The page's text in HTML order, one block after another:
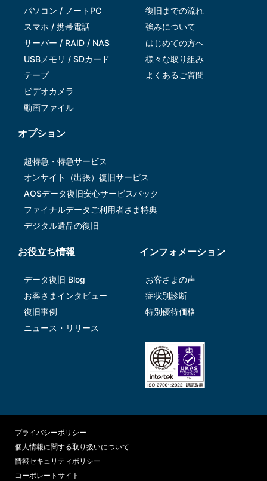
パソコン / ノートPC
スマホ / 携帯電話
サーバー / RAID / NAS
USBメモリ / SDカード
テープ
ビデオカメラ
動画ファイル
復旧までの流れ
強みについて
はじめての方へ
様々な取り組み
よくあるご質問
オプション
超特急・特急サービス
オンサイト（出張）復旧サービス
AOSデータ復旧安⼼サービスパック
ファイナルデータご利⽤者さま特典
デジタル遺品の復旧
お役立ち情報
データ復旧 Blog
お客さまインタビュー
復旧事例
ニュース・リリース
インフォメーション
お客さまの声
症状別診断
特別優待価格
プライバシーポリシー
個人情報に関する取り扱いについて
情報セキュリティポリシー
コーポレートサイト